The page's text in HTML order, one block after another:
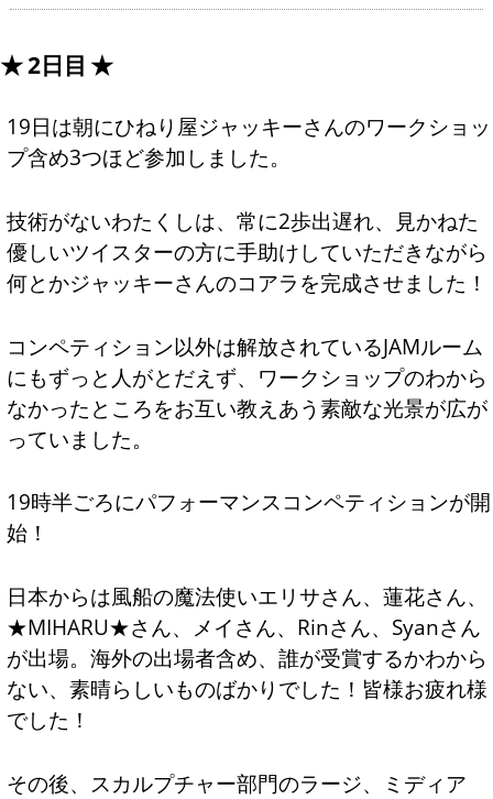
2日目
19日は朝にひねり屋ジャッキーさんのワークショッ
プ含め3つほど参加しました。
技術がないわたくしは、常に2歩出遅れ、見かねた
優しいツイスターの方に手助けしていただきながら
何とかジャッキーさんのコアラを完成させました！
コンペティション以外は解放されているJAMルーム
にもずっと人がとだえず、ワークショップのわから
なかったところをお互い教えあう素敵な光景が広が
っていました。
19時半ごろにパフォーマンスコンペティションが開
始！
日本からは風船の魔法使いエリサさん、蓮花さん、
★MIHARU★さん、メイさん、Rinさん、Syanさん
が出場。海外の出場者含め、誰が受賞するかわから
ない、素晴らしいものばかりでした！皆様お疲れ様
でした！
その後、スカルプチャー部門のラージ、ミディア